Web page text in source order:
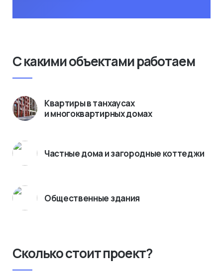
С какими объектами работаем
Квартиры в танхаусах
и многоквартирных домах
Частные дома и загородные коттеджи
Общественные здания
Сколько стоит проект?